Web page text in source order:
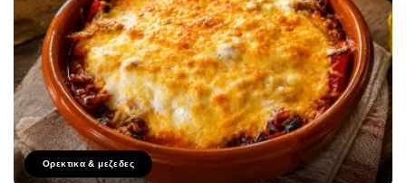
Ορεκτικα & μεζεδες